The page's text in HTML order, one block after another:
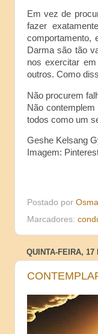
Em vez de
fazer
comportamento,
Darma são tão
nos exercitar
outros. Como
Não procurem
Não
todos como um
Geshe Kelsang
Imagem:
Postado por
Marcadores:
QUINTA-FEIRA, 17